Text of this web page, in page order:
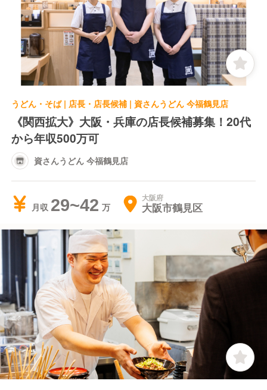
うどん・そば | 店長・店長候補 | 資さんうどん 今福鶴見店
《関西拡大》大阪・兵庫の店長候補募集！20代
から年収500万可
資さんうどん 今福鶴見店
月収 29~42 大阪府
大阪市鶴見区